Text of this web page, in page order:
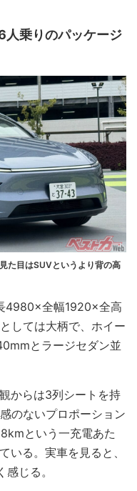
人乗りのパッケージ
た目はSUVというより背の高
4980×全幅1920×全高
しては大柄で、ホイー
とラージセダン並
からは3列シートを持
のないプロポーション
という一充電あた
いる。実車を見ると、
じる。